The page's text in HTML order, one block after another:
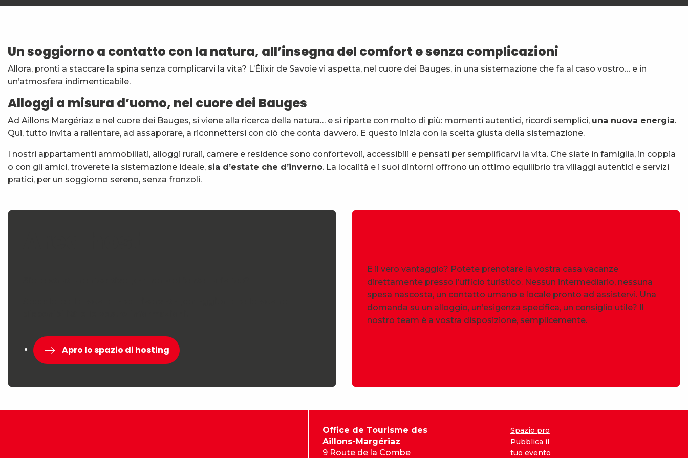
Un soggiorno a contatto con la natura, all’insegna del comfort e senza complicazioni
Allora, pronti a staccare la spina senza complicarvi la vita? L’Élixir de Savoie vi aspetta, nel cuore dei Bauges, in una sistemazione che fa al caso vostro… e in
un’atmosfera indimenticabile.
Alloggi a misura d’uomo, nel cuore dei Bauges
Ad Aillons Margériaz e nel cuore dei Bauges, si viene alla ricerca della natura… e si riparte con molto di più: momenti autentici, ricordi semplici, una nuova energia.
Qui, tutto invita a rallentare, ad assaporare, a riconnettersi con ciò che conta davvero. E questo inizia con la scelta giusta della sistemazione.
I nostri appartamenti ammobiliati, alloggi rurali, camere e residence sono confortevoli, accessibili e pensati per semplificarvi la vita. Che siate in famiglia, in coppia
o con gli amici, troverete la sistemazione ideale, sia d’estate che d’inverno. La località e i suoi dintorni offrono un ottimo equilibrio tra villaggi autentici e servizi
pratici, per un soggiorno sereno, senza fronzoli.
Apro lo spazio di hosting
E il vero vantaggio? Potete prenotare la vostra casa vacanze
direttamente presso l’ufficio turistico. Nessun intermediario, nessuna
spesa nascosta, un contatto umano e locale pronto ad assistervi. Una
domanda su un alloggio, un’esigenza specifica, un consiglio utile? Il
nostro team è a vostra disposizione, semplicemente.
Office de Tourisme des
Aillons-Margériaz
9 Route de la Combe
Spazio pro
Pubblica il
tuo evento